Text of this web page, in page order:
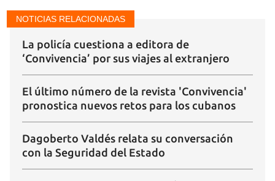
NOTICIAS RELACIONADAS
La policía cuestiona a editora de
‘Convivencia’ por sus viajes al extranjero
El último número de la revista 'Convivencia'
pronostica nuevos retos para los cubanos
Dagoberto Valdés relata su conversación
con la Seguridad del Estado